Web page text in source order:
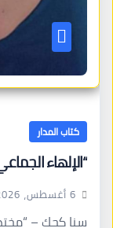
كتاب المدار
“الإلهاء
6 أغسطس، 2026
سنا كجك –